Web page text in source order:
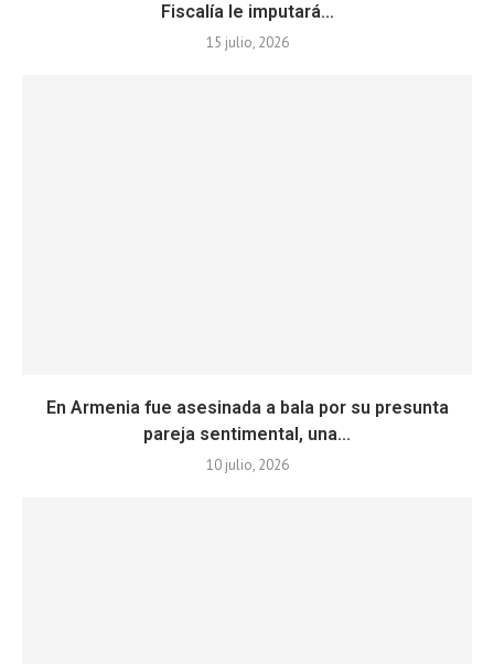
Fiscalía le imputará...
15 julio, 2026
En Armenia fue asesinada a bala por su presunta
pareja sentimental, una...
10 julio, 2026